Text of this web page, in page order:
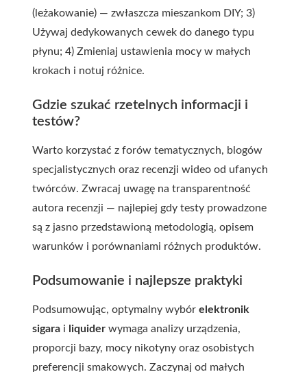
(leżakowanie) — zwłaszcza mieszankom DIY; 3)
Używaj dedykowanych cewek do danego typu
płynu; 4) Zmieniaj ustawienia mocy w małych
krokach i notuj różnice.
Gdzie szukać rzetelnych informacji i
testów?
Warto korzystać z forów tematycznych, blogów
specjalistycznych oraz recenzji wideo od ufanych
twórców. Zwracaj uwagę na transparentność
autora recenzji — najlepiej gdy testy prowadzone
są z jasno przedstawioną metodologią, opisem
warunków i porównaniami różnych produktów.
Podsumowanie i najlepsze praktyki
Podsumowując, optymalny wybór elektronik
sigara i liquider wymaga analizy urządzenia,
proporcji bazy, mocy nikotyny oraz osobistych
preferencji smakowych. Zaczynaj od małych